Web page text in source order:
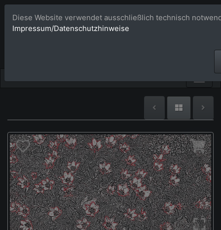
Bildagentur
Diese Website verwendet ausschließlich technisch
Impressum/Datenschutzhinweise